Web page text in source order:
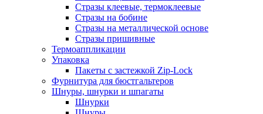
Стразы клеевые, термоклеевые
Стразы на бобине
Стразы на металлической основе
Стразы пришивные
Термоаппликации
Упаковка
Пакеты с застежкой Zip-Lock
Фурнитура для бюстгальтеров
Шнуры, шнурки и шпагаты
Шнурки